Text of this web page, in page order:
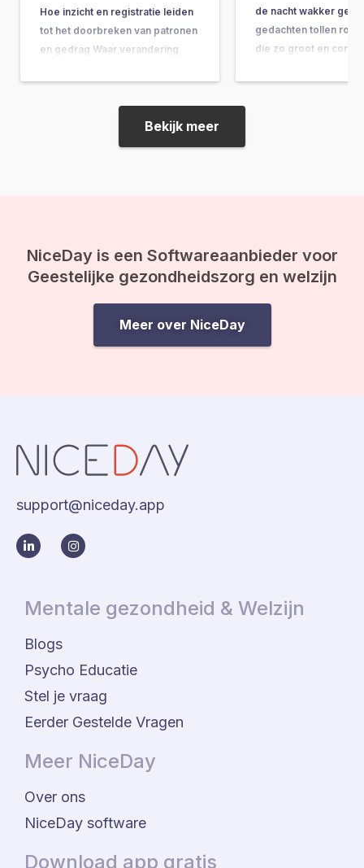
Hoe inzicht en registratie leiden
tot het doorbreken van patronen
en gedrag Waar verandering
concrete do’s & don’ts, tips &
tricks en noem maar op, wordt
de belangrijkste onderliggende
drijfveer nog weleens vergeten:
de nacht wakker
gedachten tollen
die zo groot en
lijken. Vragen als:
Bekijk meer
NiceDay is een Softwareaanbieder voor
Geestelijke gezondheidszorg en welzijn
Meer over NiceDay
support@niceday.app
Mentale gezondheid & Welzijn
Blogs
Psycho Educatie
Stel je vraag
Eerder Gestelde Vragen
Meer NiceDay
Over ons
NiceDay software
Download app gratis